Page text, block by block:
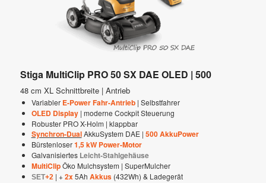
Stiga MultiClip PRO 50 SX DAE OLED | 500
48 cm XL Schnittbreite | Antrieb
Variabler E-Power Fahr-Antrieb| Selbstfahrer
OLED Display| moderne Cockpit Steuerung
Robuster PRO X-Holm | klappbar
Synchron-DualAkkuSystem DAE | 500 AkkuPower
Bürstenloser1,5 kW Power-Motor
Galvanisiertes Leicht-Stahlgehäuse
MultiClipÖko Mulchsystem | SuperMulcher
SET+2 | +2x5Ah Akkus(432Wh) & Ladegerät